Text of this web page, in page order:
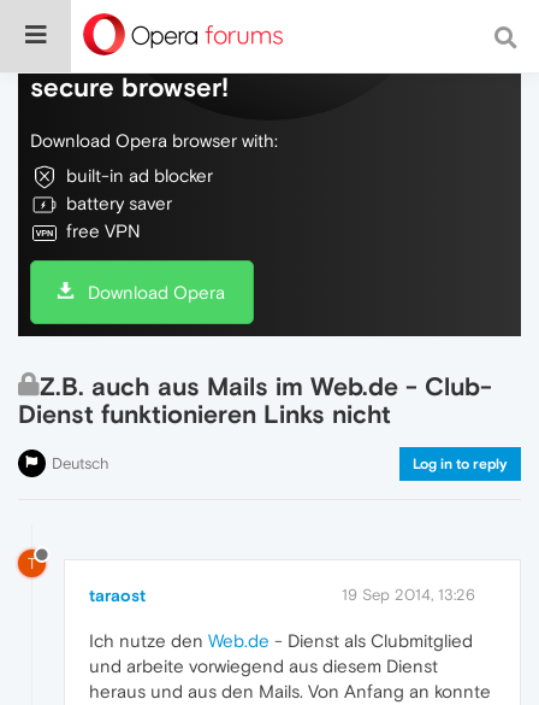
Do more on the web, with a fast and
secure browser!
Download Opera browser with:
built-in ad blocker
battery saver
free VPN
Download Opera
Z.B. auch aus Mails im Web.de - Club-
Dienst funktionieren Links nicht
Deutsch Log in to reply
T
taraost 19 Sep 2014, 13:26
Ich nutze den Web.de - Dienst als Clubmitglied
und arbeite vorwiegend aus diesem Dienst
heraus und aus den Mails. Von Anfang an konnte